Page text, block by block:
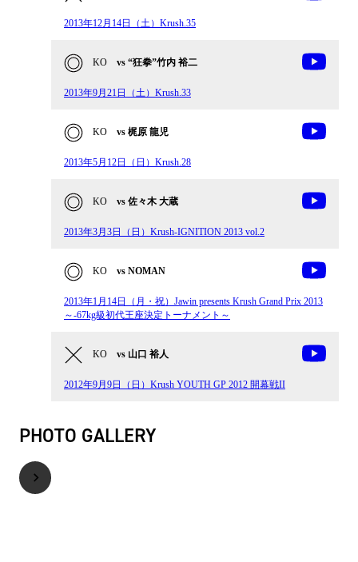
2013年12月14日（土）Krush.35
KO vs “狂拳”竹内 裕二
2013年9月21日（土）Krush.33
KO vs 梶原 龍児
2013年5月12日（日）Krush.28
KO vs 佐々木 大蔵
2013年3月3日（日）Krush-IGNITION 2013 vol.2
KO vs NOMAN
2013年1月14日（月・祝）Jawin presents Krush Grand Prix 2013
～-67kg級初代王座決定トーナメント～
KO vs 山口 裕人
2012年9月9日（日）Krush YOUTH GP 2012 開幕戦II
PHOTO GALLERY